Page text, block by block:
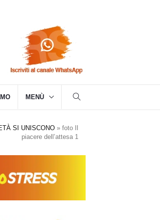
MENÙ
SI UNISCONO » foto Il
piacere dell’attesa 1